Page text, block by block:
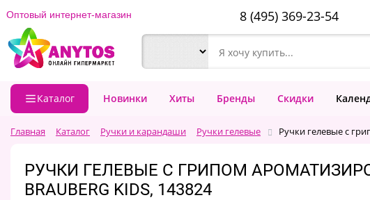
Оптовый интернет-магазин 8 (495) 369-23-54
Каталог Новинки Хиты Бренды Скидки
Главная Каталог Ручки и карандаши Ручки гелевые Ручки гелевые с
РУЧКИ ГЕЛЕВЫЕ С ГРИПОМ
BRAUBERG KIDS, 143824